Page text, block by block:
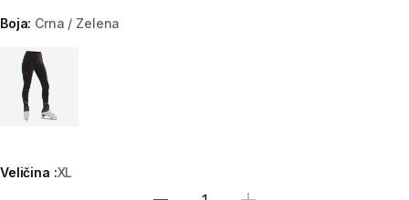
Boja: Crna / Zelena
Choose a variant
Veličina :XL